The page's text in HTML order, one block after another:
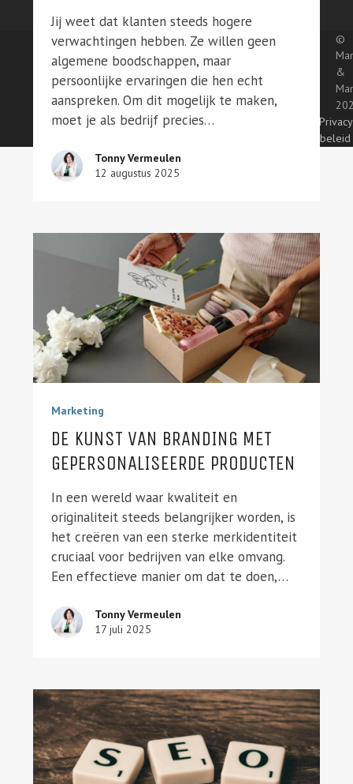
Jij weet dat klanten steeds hogere
verwachtingen hebben. Ze willen geen
algemene boodschappen, maar
persoonlijke ervaringen die hen echt
aanspreken. Om dit mogelijk te maken,
moet je als bedrijf precies…
Tonny Vermeulen
12 augustus 2025
Marketing
DE KUNST VAN BRANDING MET
GEPERSONALISEERDE PRODUCTEN
In een wereld waar kwaliteit en
originaliteit steeds belangrijker worden, is
het creëren van een sterke merkidentiteit
cruciaal voor bedrijven van elke omvang.
Een effectieve manier om dat te doen,…
Tonny Vermeulen
17 juli 2025
©
&
Privacy
beleid